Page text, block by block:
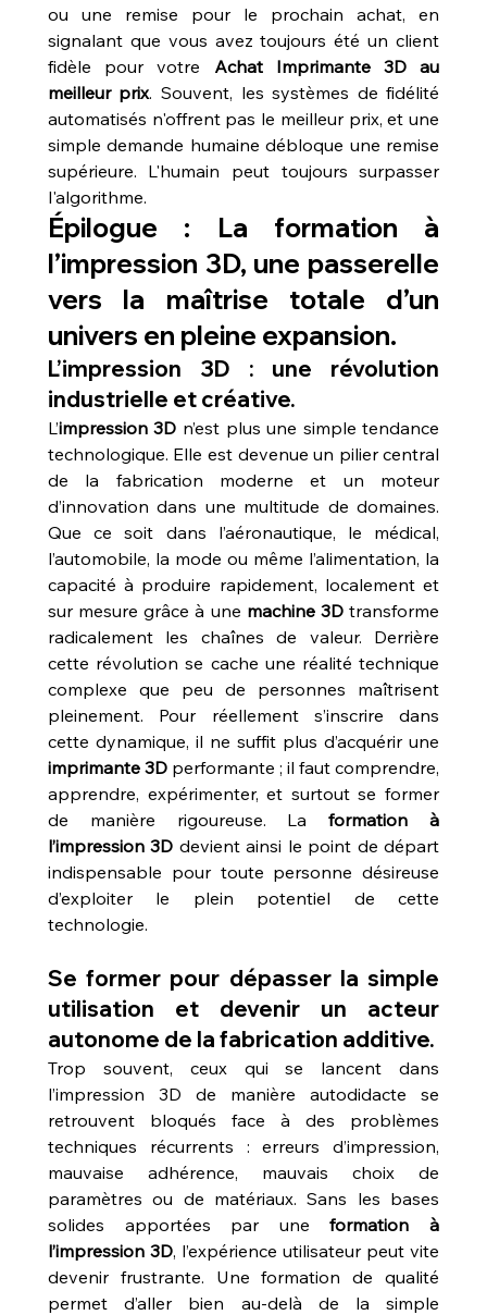
ou une remise pour le prochain achat, en
signalant que vous avez toujours été un client
fidèle pour votre Achat Imprimante 3D au
meilleur prix. Souvent, les systèmes de fidélité
automatisés n'offrent pas le meilleur prix, et une
simple demande humaine débloque une remise
supérieure. L'humain peut toujours surpasser
l'algorithme.
Épilogue : La formation à
l’impression 3D, une passerelle
vers la maîtrise totale d’un
univers en pleine expansion.
L’impression 3D : une révolution
industrielle et créative.
L’impression 3D n’est plus une simple tendance
technologique. Elle est devenue un pilier central
de la fabrication moderne et un moteur
d’innovation dans une multitude de domaines.
Que ce soit dans l’aéronautique, le médical,
l’automobile, la mode ou même l’alimentation, la
capacité à produire rapidement, localement et
sur mesure grâce à une machine 3D transforme
radicalement les chaînes de valeur. Derrière
cette révolution se cache une réalité technique
complexe que peu de personnes maîtrisent
pleinement. Pour réellement s’inscrire dans
imprimante 3D performante ; il faut comprendre,
apprendre, expérimenter, et surtout se former
de manière rigoureuse. La formation à
l’impression 3D devient ainsi le point de départ
indispensable pour toute personne désireuse
d’exploiter le plein potentiel de cette
technologie.
Se former pour dépasser la simple
utilisation et devenir un acteur
autonome de la fabrication additive.
Trop souvent, ceux qui se lancent dans
l’impression 3D de manière autodidacte se
retrouvent bloqués face à des problèmes
techniques récurrents : erreurs d’impression,
mauvaise adhérence, mauvais choix de
paramètres ou de matériaux. Sans les bases
solides apportées par une formation à
l’impression 3D, l’expérience utilisateur peut vite
devenir frustrante. Une formation de qualité
permet d’aller bien au-delà de la simple